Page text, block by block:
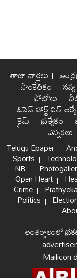
తాజా వార్తలు
సాంకేతికం నవ్య
ఫోటోలు
ఓపెన్ హార్ట్ విత్ ఆర్కే
క్రైమ్ ప్రత్యేకం
ఎన్నికలు
Telugu Epaper
Sports
NRI
Open Heart
Crime
Politics
అంతర్జాలంలో
Mailicon